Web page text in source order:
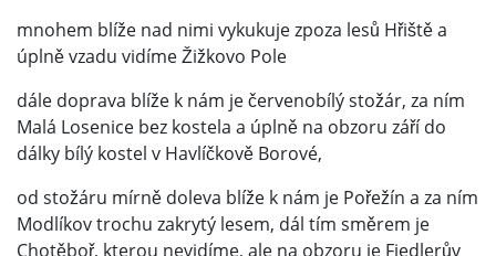
mnohem blíže nad nimi vykukuje zpoza lesů Hřiště a
úplně vzadu vidíme Žižkovo Pole
dále doprava blíže k nám je červenobílý stožár, za ním
Malá Losenice bez kostela a úplně na obzoru září do
dálky bílý kostel v Havlíčkově Borové,
od stožáru mírně doleva blíže k nám je Pořežín a za ním
Modlíkov trochu zakrytý lesem, dál tím směrem je
Chotěboř, kterou nevidíme, ale na obzoru je Fiedlerův